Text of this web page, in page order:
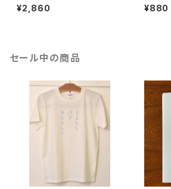
¥2,860 ¥880
セール中の商品